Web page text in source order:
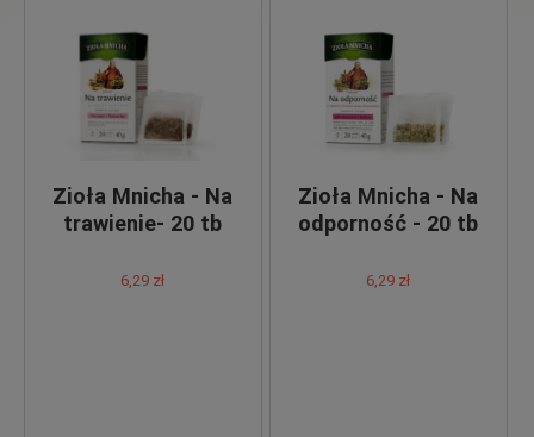
Zioła Mnicha - Na
trawienie- 20 tb
6,29 zł
Zioła Mnicha - Na
odporność - 20 tb
6,29 zł